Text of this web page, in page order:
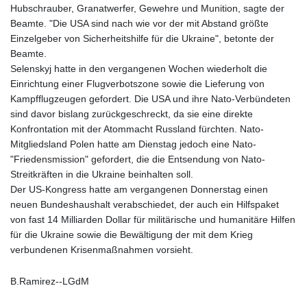
Hubschrauber, Granatwerfer, Gewehre und Munition, sagte der
Beamte. "Die USA sind nach wie vor der mit Abstand größte
Einzelgeber von Sicherheitshilfe für die Ukraine", betonte der
Beamte.
Selenskyj hatte in den vergangenen Wochen wiederholt die
Einrichtung einer Flugverbotszone sowie die Lieferung von
Kampfflugzeugen gefordert. Die USA und ihre Nato-Verbündeten
sind davor bislang zurückgeschreckt, da sie eine direkte
Konfrontation mit der Atommacht Russland fürchten. Nato-
Mitgliedsland Polen hatte am Dienstag jedoch eine Nato-
"Friedensmission" gefordert, die die Entsendung von Nato-
Streitkräften in die Ukraine beinhalten soll.
Der US-Kongress hatte am vergangenen Donnerstag einen
neuen Bundeshaushalt verabschiedet, der auch ein Hilfspaket
von fast 14 Milliarden Dollar für militärische und humanitäre Hilfen
für die Ukraine sowie die Bewältigung der mit dem Krieg
verbundenen Krisenmaßnahmen vorsieht.
B.Ramirez--LGdM